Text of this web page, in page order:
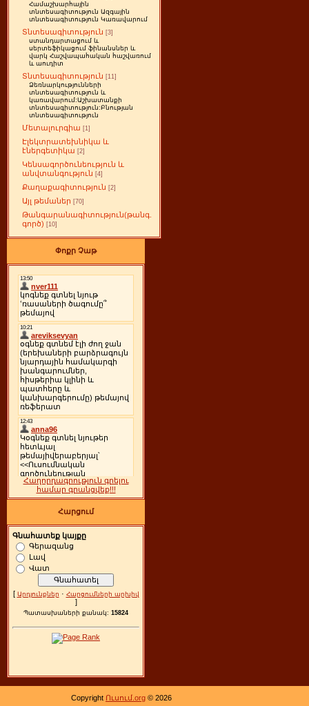
Համաշխարհային
տնտեսագիտություն Ազգային
տնտեսագիտություն Կառավարում
Տնտեսագիտություն [3]
ստանդարտացում և
սերտեֆիկացում ֆինանսներ և
վարկ Հաշվապահական հաշվառում
և աուդիտ
Տնտեսագիտություն [11]
Ձեռնարկությունների
տնտեսագիտություն և
կառավարում:Աշխատանքի
տնտեսագիտություն:Բնության
տնտեսագիտություն
Մետալուրգիա [1]
Էլեկտրատեխնիկա և
էներգետիկա [2]
Կենսագործունեություն և
անվտանգություն [4]
Քաղաքագիտություն [2]
Այլ թեմաներ [70]
Թանգարանագիտություն(թանգ.
գործ) [10]
Փոքր Չաթ
Հաղորդագրություն գրելու
համար գրանցվեք!!!
Հարցում
Գնահատեք կայքը
Գերազանց
Լավ
Վատ
[ Արդյունքներ · Հարցումների արխիվ
]
Պատասխաների քանակ: 15824
Copyright Ուսում.org © 2026